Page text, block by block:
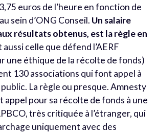
euros de l’heure en fonction de
sein d’ONG Conseil. Un salaire
résultats obtenus, est la règle en
aussi celle que défend l’AERF
une éthique de la récolte de fonds)
130 associations qui font appel à
La règle ou presque. Amnesty
appel pour sa récolte de fonds à une
très critiquée à l’étranger, qui
uniquement avec des